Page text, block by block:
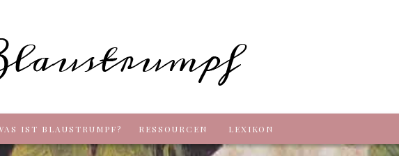
Blaustrumpf
IST BLAUSTRUMPF? RESSOURCEN LEXIKON